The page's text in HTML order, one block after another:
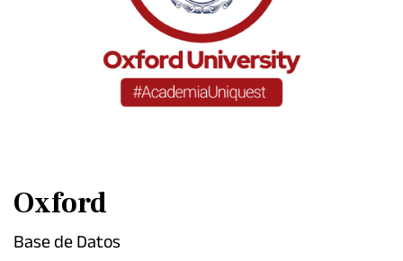
Oxford
Base de Datos